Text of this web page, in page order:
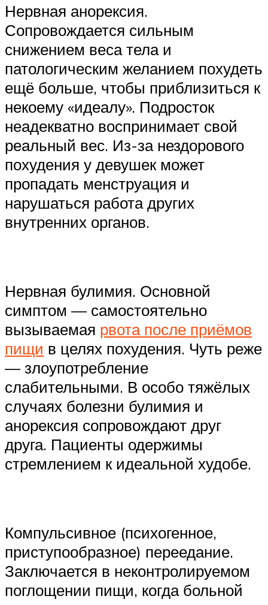
Нервная анорексия.
Сопровождается сильным
снижением веса тела и
патологическим желанием похудеть
ещё больше, чтобы приблизиться к
некоему «идеалу». Подросток
неадекватно воспринимает свой
реальный вес. Из-за нездорового
похудения у девушек может
пропадать менструация и
нарушаться работа других
внутренних органов.
Нервная булимия. Основной
симптом — самостоятельно
вызываемая рвота после приёмов
пищи в целях похудения. Чуть реже
— злоупотребление
слабительными. В особо тяжёлых
случаях болезни булимия и
анорексия сопровождают друг
друга. Пациенты одержимы
стремлением к идеальной худобе.
Компульсивное (психогенное,
приступообразное) переедание.
Заключается в неконтролируемом
поглощении пищи, когда больной